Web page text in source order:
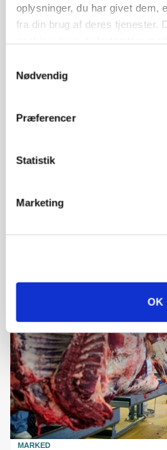
oplysninger, du har givet dem,
fra din brug af deres tjenester.
Nødvendig
Præferencer
Statistik
Marketing
OK
Annonce
Loading...
MARKED